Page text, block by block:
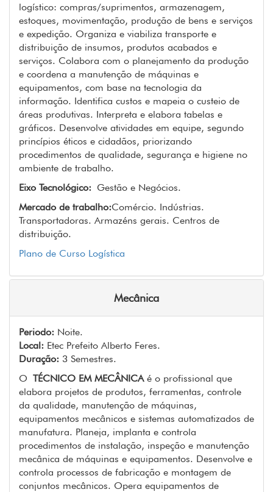
logístico: compras/suprimentos, armazenagem,
estoques, movimentação, produção de bens e serviços
e expedição. Organiza e viabiliza transporte e
distribuição de insumos, produtos acabados e
serviços. Colabora com o planejamento da produção
e coordena a manutenção de máquinas e
equipamentos, com base na tecnologia da
informação. Identifica custos e mapeia o custeio de
áreas produtivas. Interpreta e elabora tabelas e
gráficos. Desenvolve atividades em equipe, segundo
princípios éticos e cidadãos, priorizando
procedimentos de qualidade, segurança e higiene no
ambiente de trabalho.
Eixo Tecnológico: Gestão e Negócios.
Mercado de trabalho:Comércio. Indústrias.
Transportadoras. Armazéns gerais. Centros de
distribuição.
Plano de Curso Logística
Mecânica
Periodo: Noite.
Local: Etec Prefeito Alberto Feres.
Duração: 3 Semestres.
O TÉCNICO EM MECÂNICAé o profissional que
elabora projetos de produtos, ferramentas, controle
da qualidade, manutenção de máquinas,
equipamentos mecânicos e sistemas automatizados de
manufatura. Planeja, implanta e controla
procedimentos de instalação, inspeção e manutenção
mecânica de máquinas e equipamentos. Desenvolve e
controla processos de fabricação e montagem de
conjuntos mecânicos. Opera equipamentos de